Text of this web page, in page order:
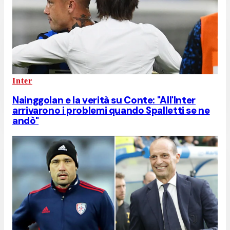
Inter
Nainggolan e la verità su Conte: "All'Inter
arrivarono i problemi quando Spalletti se ne
andò"